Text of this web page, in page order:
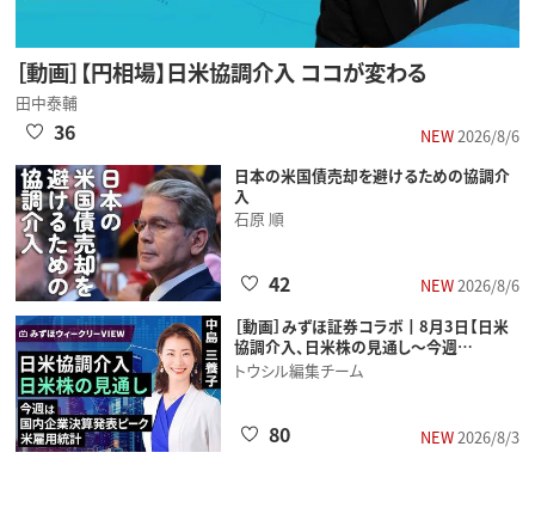
［動画］【円相場】日米協調介入 ココが変わる
田中泰輔
NEW2026/8/6
36
日本の米国債売却を避けるための協調介
入
石原 順
NEW2026/8/6
42
［動画］みずほ証券コラボ┃8月3日【日米
協調介入、日米株の見通し～今週…
トウシル編集チーム
NEW2026/8/3
80